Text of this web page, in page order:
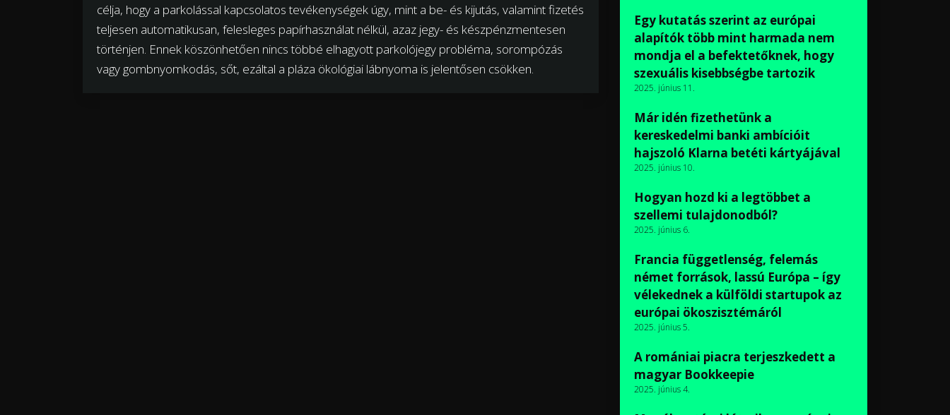
célja, hogy a parkolással kapcsolatos tevékenységek úgy, mint a be- és kijutás, valamint fizetés
teljesen automatikusan, felesleges papírhasználat nélkül, azaz jegy- és készpénzmentesen
történjen. Ennek köszönhetően nincs többé elhagyott parkolójegy probléma, sorompózás
vagy gombnyomkodás, sőt, ezáltal a pláza ökológiai lábnyoma is jelentősen csökken.
Egy kutatás szerint az európai
alapítók több mint harmada nem
mondja el a befektetőknek, hogy
szexuális kisebbségbe tartozik
2025. június 11.
Már idén fizethetünk a
kereskedelmi banki ambícióit
hajszoló Klarna betéti kártyájával
2025. június 10.
Hogyan hozd ki a legtöbbet a
szellemi tulajdonodból?
2025. június 6.
Francia függetlenség, felemás
német források, lassú Európa – így
vélekednek a külföldi startupok az
európai ökoszisztémáról
2025. június 5.
A romániai piacra terjeszkedett a
magyar Bookkeepie
2025. június 4.